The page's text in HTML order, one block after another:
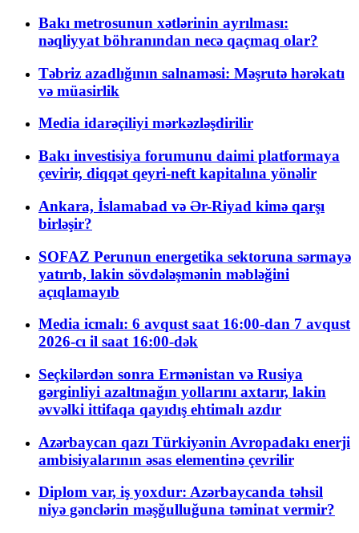
Bakı metrosunun xətlərinin ayrılması:
nəqliyyat böhranından necə qaçmaq olar?
Təbriz azadlığının salnaməsi: Məşrutə hərəkatı
və müasirlik
Media idarəçiliyi mərkəzləşdirilir
Bakı investisiya forumunu daimi platformaya
çevirir, diqqət qeyri-neft kapitalına yönəlir
Ankara, İslamabad və Ər-Riyad kimə qarşı
birləşir?
SOFAZ Perunun energetika sektoruna sərmayə
yatırıb, lakin sövdələşmənin məbləğini
açıqlamayıb
Media icmalı: 6 avqust saat 16:00-dan 7 avqust
2026-cı il saat 16:00-dək
Seçkilərdən sonra Ermənistan və Rusiya
gərginliyi azaltmağın yollarını axtarır, lakin
əvvəlki ittifaqa qayıdış ehtimalı azdır
Azərbaycan qazı Türkiyənin Avropadakı enerji
ambisiyalarının əsas elementinə çevrilir
Diplom var, iş yoxdur: Azərbaycanda təhsil
niyə gənclərin məşğulluğuna təminat vermir?